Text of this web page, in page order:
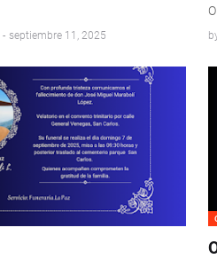
- septiembre 11, 2025